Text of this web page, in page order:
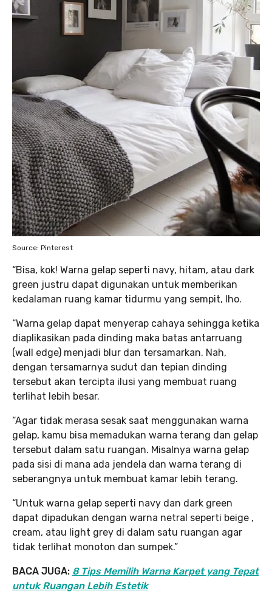
Source: Pinterest
“Bisa, kok! Warna gelap seperti navy, hitam, atau dark
green justru dapat digunakan untuk memberikan
kedalaman ruang kamar tidurmu yang sempit, lho.
“Warna gelap dapat menyerap cahaya sehingga ketika
diaplikasikan pada dinding maka batas antarruang
(wall edge) menjadi blur dan tersamarkan. Nah,
dengan tersamarnya sudut dan tepian dinding
tersebut akan tercipta ilusi yang membuat ruang
terlihat lebih besar.
“Agar tidak merasa sesak saat menggunakan warna
gelap, kamu bisa memadukan warna terang dan gelap
tersebut dalam satu ruangan. Misalnya warna gelap
pada sisi di mana ada jendela dan warna terang di
seberangnya untuk membuat kamar lebih terang.
“Untuk warna gelap seperti navy dan dark green
dapat dipadukan dengan warna netral seperti beige ,
cream, atau light grey di dalam satu ruangan agar
tidak terlihat monoton dan sumpek.”
BACA JUGA: 8 Tips Memilih Warna Karpet yang Tepat
untuk Ruangan Lebih Estetik